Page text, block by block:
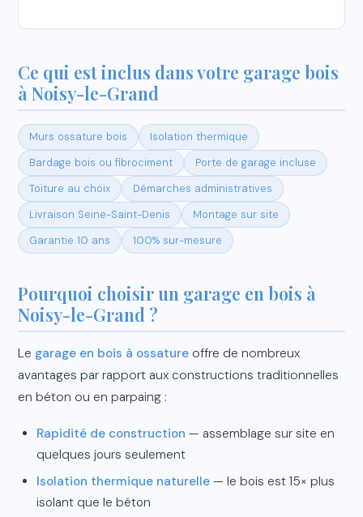
Ce qui est inclus dans votre garage bois
à Noisy-le-Grand
Murs ossature bois
Isolation thermique
Bardage bois ou fibrociment
Porte de garage incluse
Toiture au choix
Démarches administratives
Livraison Seine-Saint-Denis
Montage sur site
Garantie 10 ans
100% sur-mesure
Pourquoi choisir un garage en bois à
Noisy-le-Grand ?
Le garage en bois à ossature offre de nombreux
avantages par rapport aux constructions traditionnelles
en béton ou en parpaing :
Rapidité de construction — assemblage sur site en
quelques jours seulement
Isolation thermique naturelle— le bois est 15× plus
isolant que le béton